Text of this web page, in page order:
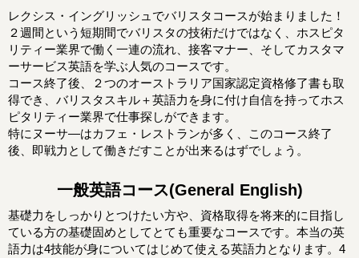
レクシス・イングリッシュでバリスタコースが始まりました！
２週間という短期間でバリスタの技術だけではなく、ホスピタ
リティー業界で働く一連の流れ、接客マナー、そしてカスタマ
ーサービス英語を学ぶ人気のコースです。
コース終了後、２つのオーストラリア国家認定資格修了書も取
得でき、バリスタスキル＋英語力を身に付け自信を持ってホス
ピタリティー業界で仕事探しができます。
特にヌーサ―はカフェ・レストランが多く、このコース終了
後、即戦力として働きだすことが出来るはずでしょう。
一般英語コース(General English)
基礎力をしっかりとつけたい方や、資格取得を将来的に目指し
ている方の基礎固めとしてとても重要なコースです。本当の英
語力は4技能が身についてはじめて使える英語力となります。4